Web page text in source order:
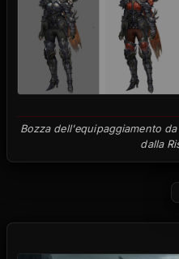
Bozza dell'equipaggiamento
dalla